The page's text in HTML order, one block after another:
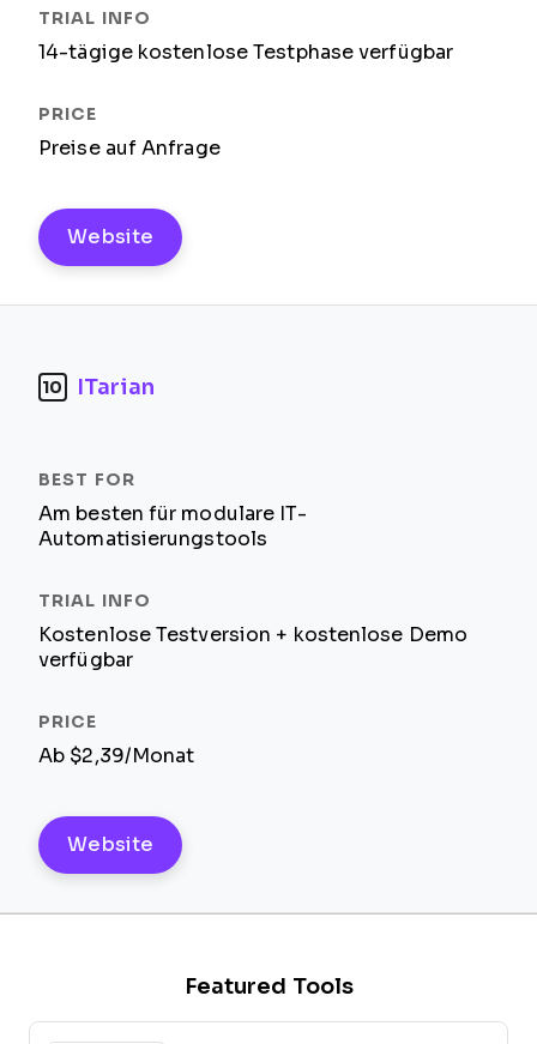
14-tägige kostenlose Testphase verfügbar
Preise auf Anfrage
Website
10 ITarian
Am besten für modulare IT-
Automatisierungstools
Kostenlose Testversion + kostenlose Demo
verfügbar
Ab $2,39/Monat
Website
Featured Tools